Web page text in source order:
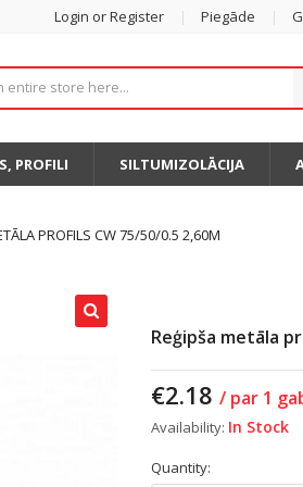
Login or Register Piegāde
PROFILI SILTUMIZOLĀCIJA
PROFILS CW 75/50/0.5 2,60M
Reģipša metāla
€2.18 / par 1
Availability: In Stock
Quantity: